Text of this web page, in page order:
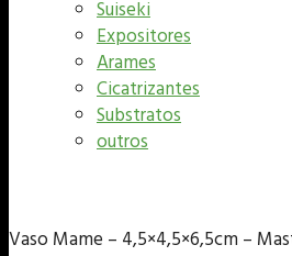
Suiseki
Expositores
Arames
Cicatrizantes
Substratos
outros
Vaso Mame – 4,5×4,5×6,5cm –